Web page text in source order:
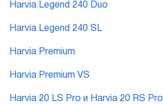
Harvia Legend 240 Duo
Harvia Legend 240 SL
Harvia Premium
Harvia Premium VS
Harvia 20 LS Pro и Harvia 20 RS Pro